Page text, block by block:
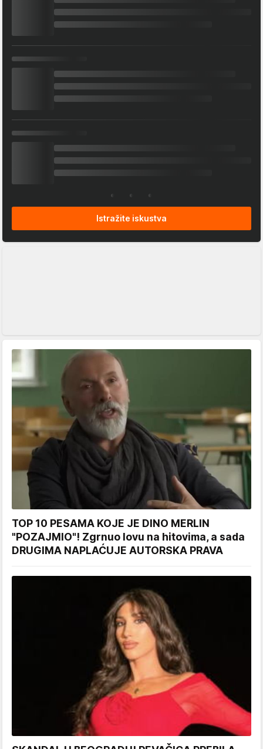
Istražite iskustva
TOP 10 PESAMA KOJE JE DINO MERLIN
"POZAJMIO"! Zgrnuo lovu na hitovima, a sada
DRUGIMA NAPLAĆUJE AUTORSKA PRAVA